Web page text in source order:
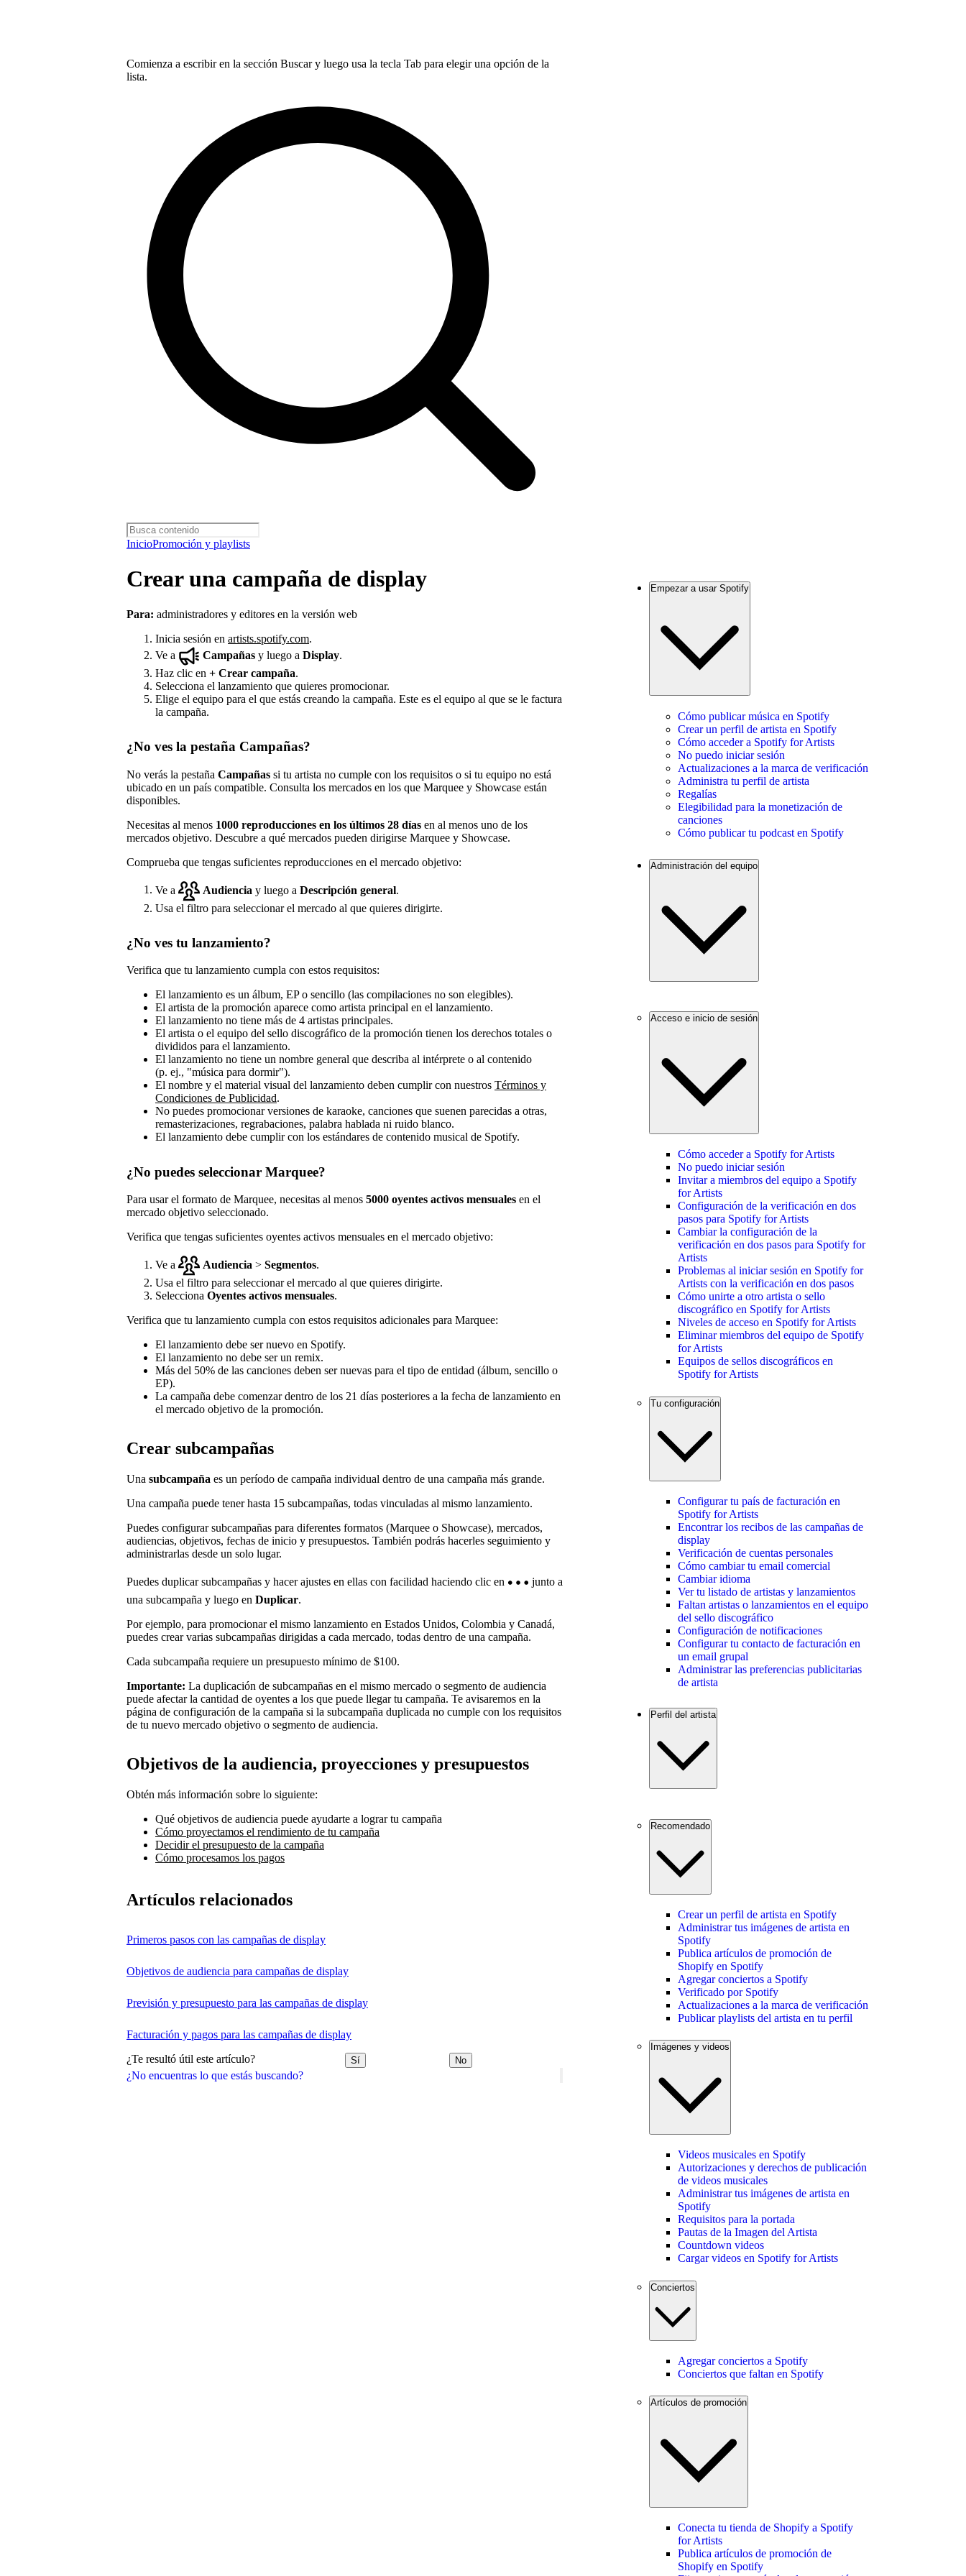
Comienza a escribir en la sección Buscar y luego usa la tecla Tab para elegir una opción de la
lista.
InicioPromoción y playlists
¿No encuentras lo que estás buscando?
Crear una campaña de display
Para: administradores y editores en la versión web
Inicia sesión en artists.spotify.com.
Ve a
Campañas y luego a Display.
Haz clic en + Crear campaña.
Selecciona el lanzamiento que quieres promocionar.
Elige el equipo para el que estás creando la campaña. Este es el equipo al que se le factura
la campaña.
¿No ves la pestaña Campañas?
No verás la pestaña Campañas si tu artista no cumple con los requisitos o si tu equipo no está
ubicado en un país compatible. Consulta los mercados en los que Marquee y Showcase están
disponibles.
Necesitas al menos 1000 reproducciones en los últimos 28 días en al menos uno de los
mercados objetivo. Descubre a qué mercados pueden dirigirse Marquee y Showcase.
Comprueba que tengas suficientes reproducciones en el mercado objetivo:
Ve a Audiencia y luego a Descripción general
Usa el filtro para seleccionar el mercado al que quieres dirigirte.
¿No ves tu lanzamiento?
Verifica que tu lanzamiento cumpla con estos requisitos:
El lanzamiento es un álbum, EP o sencillo (las compilaciones no son elegibles).
El artista de la promoción aparece como artista principal en el lanzamiento.
El lanzamiento no tiene más de 4 artistas principales.
El artista o el equipo del sello discográfico de la promoción tienen los derechos totales o
divididos para el lanzamiento.
El lanzamiento no tiene un nombre general que describa al intérprete o al contenido
(p. ej., "música para dormir").
El nombre y el material visual del lanzamiento deben cumplir con nuestros Términos y
Condiciones de Publicidad.
No puedes promocionar versiones de karaoke, canciones que suenen parecidas a otras,
remasterizaciones, regrabaciones, palabra hablada ni ruido blanco.
El lanzamiento debe cumplir con los estándares de contenido musical de Spotify.
¿No puedes seleccionar Marquee?
Para usar el formato de Marquee, necesitas al menos 5000 oyentes activos mensuales en el
mercado objetivo seleccionado.
Verifica que tengas suficientes oyentes activos mensuales en el mercado objetivo:
Ve a Audiencia > Segmentos.
Usa el filtro para seleccionar el mercado al que quieres dirigirte.
Selecciona Oyentes activos mensuales.
Verifica que tu lanzamiento cumpla con estos requisitos adicionales para Marquee:
El lanzamiento debe ser nuevo en Spotify.
El lanzamiento no debe ser un remix.
Más del 50% de las canciones deben ser nuevas para el tipo de entidad (álbum, sencillo o
EP).
La campaña debe comenzar dentro de los 21 días posteriores a la fecha de lanzamiento en
el mercado objetivo de la promoción.
Crear subcampañas
Una subcampaña es un período de campaña individual dentro de una campaña más grande.
Una campaña puede tener hasta 15 subcampañas, todas vinculadas al mismo lanzamiento.
Puedes configurar subcampañas para diferentes formatos (Marquee o Showcase), mercados,
audiencias, objetivos, fechas de inicio y presupuestos. También podrás hacerles seguimiento y
administrarlas desde un solo lugar.
Puedes duplicar subcampañas y hacer ajustes en ellas con facilidad haciendo clic en
junto a
una subcampaña y luego en Duplicar.
Por ejemplo, para promocionar el mismo lanzamiento en Estados Unidos, Colombia y Canadá,
puedes crear varias subcampañas dirigidas a cada mercado, todas dentro de una campaña.
Cada subcampaña requiere un presupuesto mínimo de $100.
Importante: La duplicación de subcampañas en el mismo mercado o segmento de audiencia
puede afectar la cantidad de oyentes a los que puede llegar tu campaña. Te avisaremos en la
página de configuración de la campaña si la subcampaña duplicada no cumple con los requisitos
de tu nuevo mercado objetivo o segmento de audiencia.
Objetivos de la audiencia, proyecciones y presupuestos
Obtén más información sobre lo siguiente:
Qué objetivos de audiencia puede ayudarte a lograr tu campaña
Cómo proyectamos el rendimiento de tu campaña
Decidir el presupuesto de la campaña
Cómo procesamos los pagos
Artículos relacionados
Primeros pasos con las campañas de display
Objetivos de audiencia para campañas de display
Previsión y presupuesto para las campañas de display
Facturación y pagos para las campañas de display
¿Te resultó útil este artículo? Sí No
Empezar a usar Spotify
Cómo publicar música en Spotify
Crear un perfil de artista en Spotify
Cómo acceder a Spotify for Artists
No puedo iniciar sesión
Actualizaciones a la marca de verificación
Administra tu perfil de artista
Regalías
Elegibilidad para la monetización de
canciones
Cómo publicar tu podcast en Spotify
Administración del equipo
Acceso e inicio de sesión
Cómo acceder a Spotify for Artists
No puedo iniciar sesión
Invitar a miembros del equipo a Spotify
for Artists
Configuración de la verificación en dos
pasos para Spotify for Artists
Cambiar la configuración de la
verificación en dos pasos para Spotify for
Artists
Problemas al iniciar sesión en Spotify for
Artists con la verificación en dos pasos
Cómo unirte a otro artista o sello
discográfico en Spotify for Artists
Niveles de acceso en Spotify for Artists
Eliminar miembros del equipo de Spotify
for Artists
Equipos de sellos discográficos en
Spotify for Artists
Tu configuración
Configurar tu país de facturación en
Spotify for Artists
Encontrar los recibos de las campañas de
display
Verificación de cuentas personales
Cómo cambiar tu email comercial
Cambiar idioma
Ver tu listado de artistas y lanzamientos
Faltan artistas o lanzamientos en el equipo
del sello discográfico
Configuración de notificaciones
Configurar tu contacto de facturación en
un email grupal
Administrar las preferencias publicitarias
de artista
Perfil del artista
Recomendado
Crear un perfil de artista en Spotify
Administrar tus imágenes de artista en
Spotify
Publica artículos de promoción de
Shopify en Spotify
Agregar conciertos a Spotify
Verificado por Spotify
Actualizaciones a la marca de verificación
Publicar playlists del artista en tu perfil
Imágenes y videos
Videos musicales en Spotify
Autorizaciones y derechos de publicación
de videos musicales
Administrar tus imágenes de artista en
Spotify
Requisitos para la portada
Pautas de la Imagen del Artista
Countdown videos
Cargar videos en Spotify for Artists
Conciertos
Agregar conciertos a Spotify
Conciertos que faltan en Spotify
Artículos de promoción
Conecta tu tienda de Shopify a Spotify
for Artists
Publica artículos de promoción de
Shopify en Spotify